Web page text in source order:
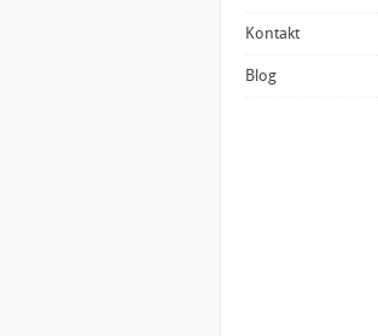
Kontakt
Blog